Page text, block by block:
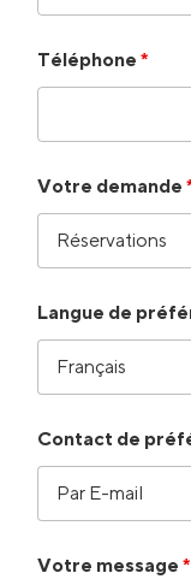
Téléphone *
Votre demande
Langue de
Contact de
Votre message *